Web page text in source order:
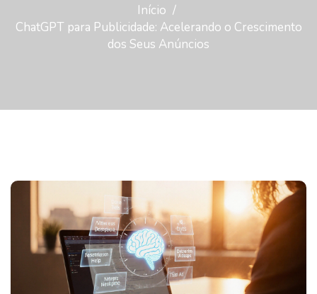
Início
ChatGPT para Publicidade: Acelerando o Crescimento
dos Seus Anúncios